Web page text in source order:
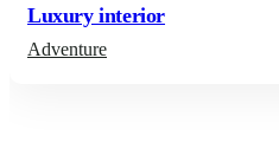
Luxury interior
Adventure